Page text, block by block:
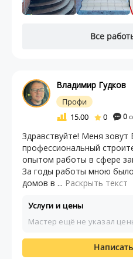
Все
Владимир Гудков
Профи
15.00
0 0
Здравствуйте! Меня
профессиональный
опытом работы в сфере
За годы работы мною
домов в ... Раскрыть текст
Услуги и цены
Мастер ещё не указал